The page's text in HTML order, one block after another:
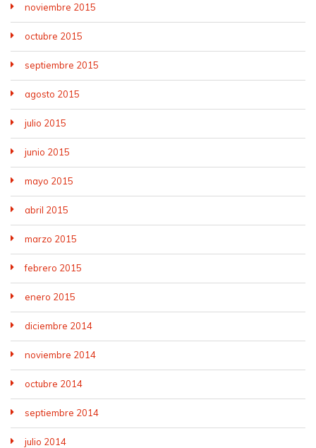
noviembre 2015
octubre 2015
septiembre 2015
agosto 2015
julio 2015
junio 2015
mayo 2015
abril 2015
marzo 2015
febrero 2015
enero 2015
diciembre 2014
noviembre 2014
octubre 2014
septiembre 2014
julio 2014